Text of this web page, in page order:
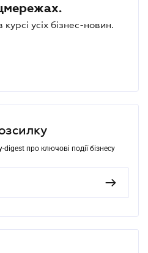
усіх бізнес-новин.
про ключові події бізнесу